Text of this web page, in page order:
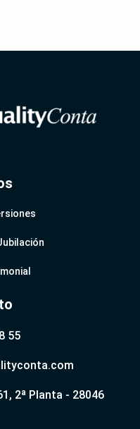
55
2ª Planta - 28046